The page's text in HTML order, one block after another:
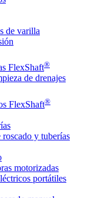
de varilla
FlexShaft®
de drenajes
FlexShaft®
y tuberías
motorizadas
portátiles